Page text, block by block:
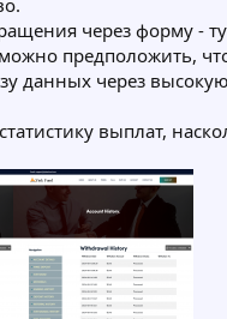
через форму -
предположить,
данных через
выплат,